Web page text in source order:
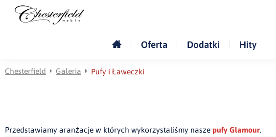
Oferta Dodatki Hity
Chesterfield Galeria Pufy i Ławeczki
Przedstawiamy aranżacje w których wykorzystaliśmy nasze pufy Glamour.